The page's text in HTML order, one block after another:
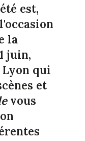
est,
la
juin,
qui
et
vous